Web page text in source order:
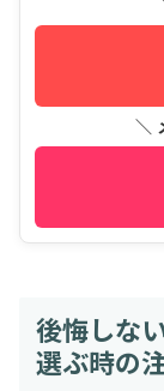
＼
後悔しな
選ぶ時の